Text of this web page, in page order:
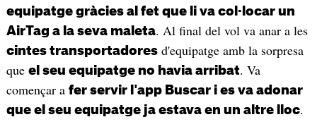
equipatge gràcies al fet que li va col·locar un
AirTag a la seva maleta. Al final del vol va anar a les
cintes transportadoresd'equipatge amb la sorpresa
que el seu equipatge no havia arribat. Va
començar a fer servir l'app Buscar i es va adonar
que el seu equipatge ja estava en un altre lloc.